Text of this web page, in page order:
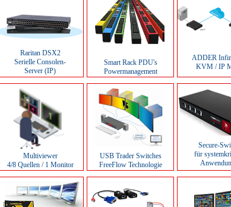
Raritan DSX2
Serielle Consolen-
Server (IP)
Smart Rack PDU's
Powermanagement
ADDER
KVM / IP
Multiviewer
4/8 Quellen / 1 Monitor
USB Trader Switches
FreeFlow Technologie
Secure-
für